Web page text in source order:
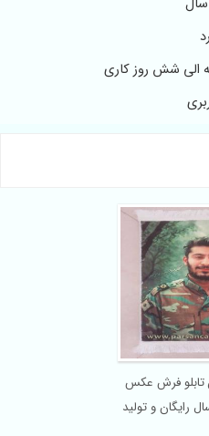
روز کاری
فرش عکس
و تولید